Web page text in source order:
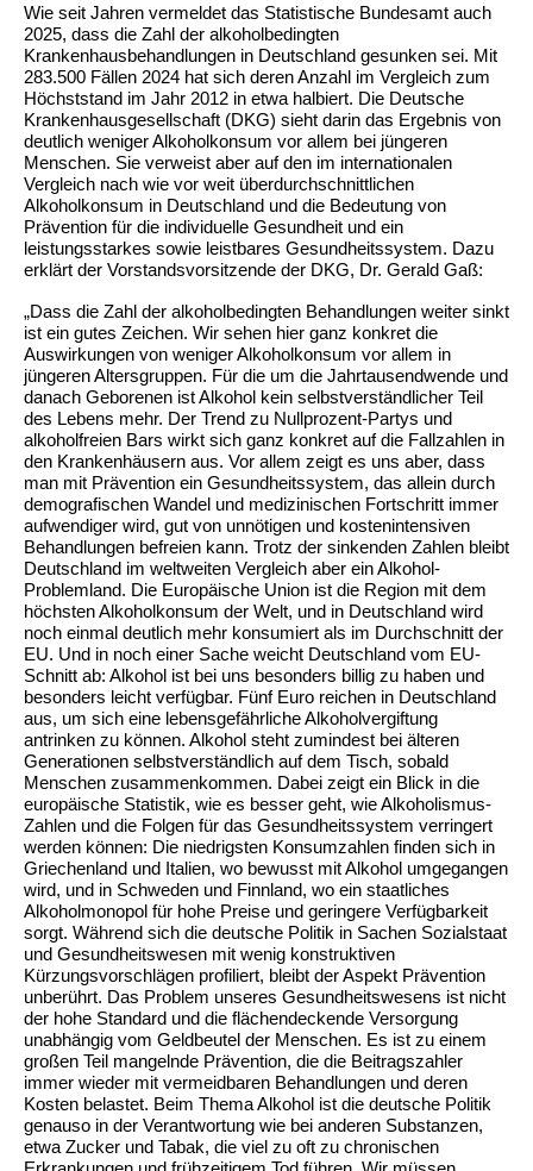
Wie seit Jahren vermeldet das Statistische Bundesamt auch
2025, dass die Zahl der alkoholbedingten
Krankenhausbehandlungen in Deutschland gesunken sei. Mit
283.500 Fällen 2024 hat sich deren Anzahl im Vergleich zum
Höchststand im Jahr 2012 in etwa halbiert. Die Deutsche
Krankenhausgesellschaft (DKG) sieht darin das Ergebnis von
deutlich weniger Alkoholkonsum vor allem bei jüngeren
Menschen. Sie verweist aber auf den im internationalen
Vergleich nach wie vor weit überdurchschnittlichen
Alkoholkonsum in Deutschland und die Bedeutung von
Prävention für die individuelle Gesundheit und ein
leistungsstarkes sowie leistbares Gesundheitssystem. Dazu
erklärt der Vorstandsvorsitzende der DKG, Dr. Gerald Gaß:
„Dass die Zahl der alkoholbedingten Behandlungen weiter sinkt
ist ein gutes Zeichen. Wir sehen hier ganz konkret die
Auswirkungen von weniger Alkoholkonsum vor allem in
jüngeren Altersgruppen. Für die um die Jahrtausendwende und
danach Geborenen ist Alkohol kein selbstverständlicher Teil
des Lebens mehr. Der Trend zu Nullprozent-Partys und
alkoholfreien Bars wirkt sich ganz konkret auf die Fallzahlen in
den Krankenhäusern aus. Vor allem zeigt es uns aber, dass
man mit Prävention ein Gesundheitssystem, das allein durch
demografischen Wandel und medizinischen Fortschritt immer
aufwendiger wird, gut von unnötigen und kostenintensiven
Behandlungen befreien kann. Trotz der sinkenden Zahlen bleibt
Deutschland im weltweiten Vergleich aber ein Alkohol-
Problemland. Die Europäische Union ist die Region mit dem
höchsten Alkoholkonsum der Welt, und in Deutschland wird
noch einmal deutlich mehr konsumiert als im Durchschnitt der
EU. Und in noch einer Sache weicht Deutschland vom EU-
Schnitt ab: Alkohol ist bei uns besonders billig zu haben und
besonders leicht verfügbar. Fünf Euro reichen in Deutschland
aus, um sich eine lebensgefährliche Alkoholvergiftung
antrinken zu können. Alkohol steht zumindest bei älteren
Generationen selbstverständlich auf dem Tisch, sobald
Menschen zusammenkommen. Dabei zeigt ein Blick in die
europäische Statistik, wie es besser geht, wie Alkoholismus-
Zahlen und die Folgen für das Gesundheitssystem verringert
werden können: Die niedrigsten Konsumzahlen finden sich in
Griechenland und Italien, wo bewusst mit Alkohol umgegangen
wird, und in Schweden und Finnland, wo ein staatliches
Alkoholmonopol für hohe Preise und geringere Verfügbarkeit
sorgt. Während sich die deutsche Politik in Sachen Sozialstaat
und Gesundheitswesen mit wenig konstruktiven
Kürzungsvorschlägen profiliert, bleibt der Aspekt Prävention
unberührt. Das Problem unseres Gesundheitswesens ist nicht
der hohe Standard und die flächendeckende Versorgung
unabhängig vom Geldbeutel der Menschen. Es ist zu einem
großen Teil mangelnde Prävention, die die Beitragszahler
immer wieder mit vermeidbaren Behandlungen und deren
Kosten belastet. Beim Thema Alkohol ist die deutsche Politik
genauso in der Verantwortung wie bei anderen Substanzen,
etwa Zucker und Tabak, die viel zu oft zu chronischen